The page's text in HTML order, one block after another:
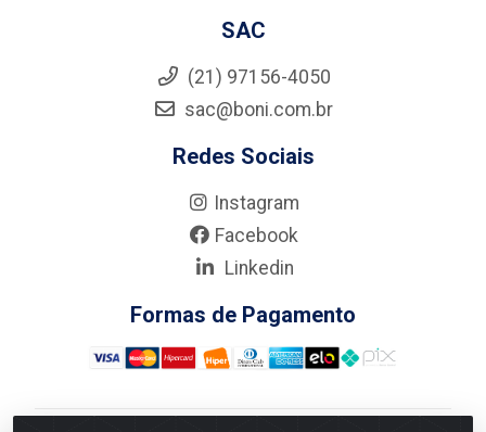
SAC
(21) 97156-4050
sac@boni.com.br
Redes Sociais
Instagram
Facebook
Linkedin
Formas de Pagamento